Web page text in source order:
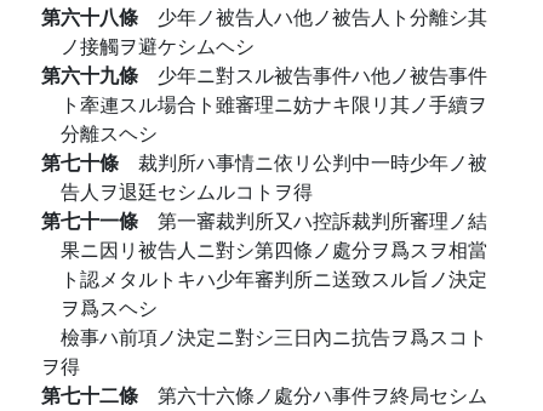
第六十八條 少年ノ被告人ハ他ノ被告人ト分離シ其
ノ接觸ヲ避ケシムヘシ
第六十九條 少年ニ對スル被告事件ハ他ノ被告事件
ト牽連スル場合ト雖審理ニ妨ナキ限リ其ノ手續ヲ
分離スヘシ
第七十條 裁判所ハ事情ニ依リ公判中一時少年ノ被
告人ヲ退廷セシムルコトヲ得
第七十一條 第一審裁判所又ハ控訴裁判所審理ノ結
果ニ因リ被告人ニ對シ第四條ノ處分ヲ爲スヲ相當
ト認メタルトキハ少年審判所ニ送致スル旨ノ決定
ヲ爲スヘシ
檢事ハ前項ノ決定ニ對シ三日內ニ抗告ヲ爲スコト
ヲ得
第七十二條 第六十六條ノ處分ハ事件ヲ終局セシム